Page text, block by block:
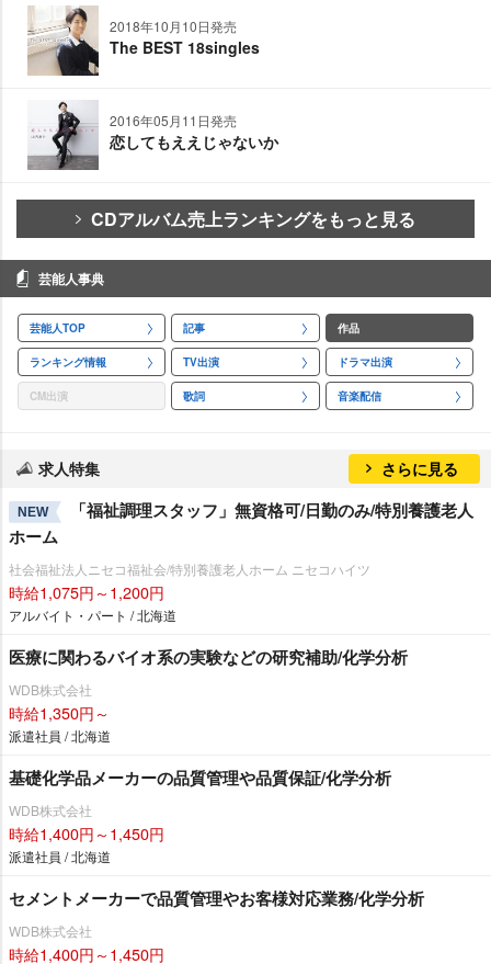
2018年10月10日発売
The BEST 18singles
2016年05月11日発売
恋してもええじゃないか
CDアルバム売上ランキングをもっと見る
芸能人事典
芸能人TOP 記事 作品
ランキング情報 TV出演 ドラマ出演
CM出演 歌詞 音楽配信
求人特集 さらに見る
NEW
「福祉調理スタッフ」無資格可/日勤のみ/特別養護老人
ホーム
社会福祉法人ニセコ福祉会/特別養護老人ホーム ニセコハイツ
時給1,075円～1,200円
アルバイト・パート / 北海道
医療に関わるバイオ系の実験などの研究補助/化学分析
WDB株式会社
時給1,350円～
派遣社員 / 北海道
基礎化学品メーカーの品質管理や品質保証/化学分析
WDB株式会社
時給1,400円～1,450円
派遣社員 / 北海道
セメントメーカーで品質管理やお客様対応業務/化学分析
WDB株式会社
時給1,400円～1,450円